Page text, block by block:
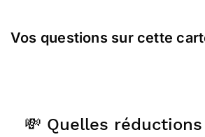
⭐⭐⭐⭐
Le 16/07/2020 : Jolie pour
femme
Vos questions sur cette
💸 Quelles